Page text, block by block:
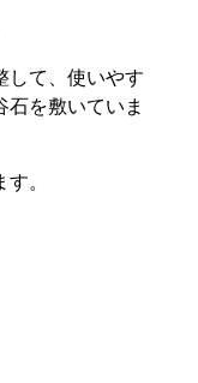
して、使いやす
石を敷いていま
。